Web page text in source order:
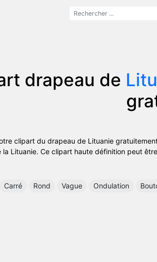
drapeau de
clipart du drapeau de Lituanie
la Lituanie. Ce clipart haute définition peut
Carré Rond Vague Ondulation